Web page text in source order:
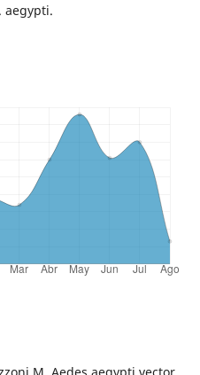
aegypti.
M. Aedes aegypti vector